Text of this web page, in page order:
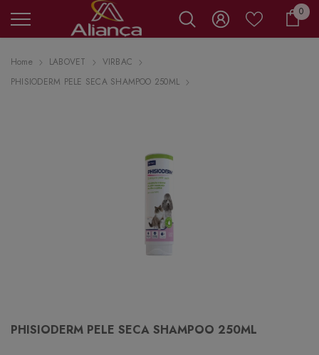
00
Home LABOVET
VIRBAC
PHISIODERM PELE SECA SHAMPOO 250ML
PHISIODERM PELE SECA SHAMPOO 250ML